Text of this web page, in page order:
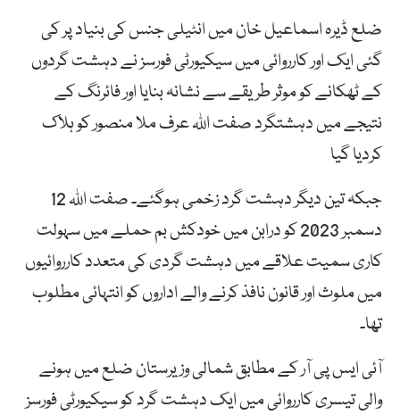
ضلع ڈیرہ اسماعیل خان میں انٹیلی جنس کی بنیاد پر کی
گئی ایک اور کارروائی میں سیکیورٹی فورسز نے دہشت گردوں
کے ٹھکانے کو موثر طریقے سے نشانہ بنایا اور فائرنگ کے
نتیجے میں دہشتگرد صفت اللہ عرف ملا منصور کو ہلاک
کردیا گیا
جبکہ تین دیگر دہشت گرد زخمی ہوگئے۔ صفت اللہ 12
دسمبر 2023 کو درابن میں خودکش بم حملے میں سہولت
کاری سمیت علاقے میں دہشت گردی کی متعدد کارروائیوں
میں ملوث اور قانون نافذ کرنے والے اداروں کو انتہائی مطلوب
تھا۔
آئی ایس پی آر کے مطابق شمالی وزیرستان ضلع میں ہونے
والی تیسری کارروائی میں ایک دہشت گرد کو سیکیورٹی فورسز